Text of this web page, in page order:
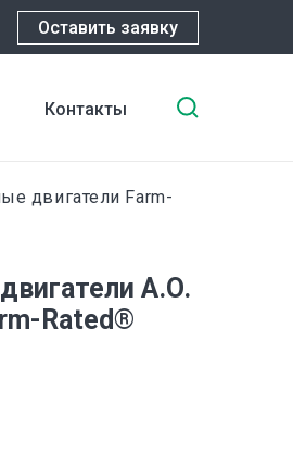
Оставить заявку
Контакты
двигатели Farm-
A.O.
Rated®